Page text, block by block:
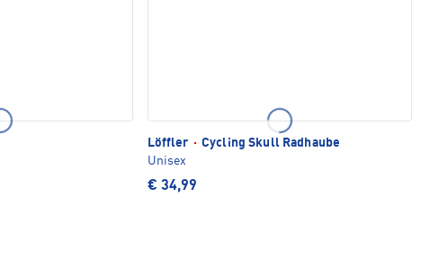
Löffler · Cycling Skull Radhaube
Unisex
€ 34,99